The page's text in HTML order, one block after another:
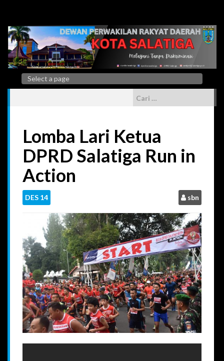
content
untuk:
Lomba Lari Ketua
DPRD Salatiga Run in
Action
DES 14 sbn